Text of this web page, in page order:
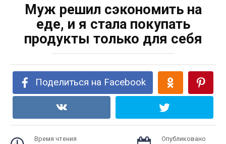
Муж решил сэкономить на
еде, и я стала покупать
продукты только для себя
Поделиться на Facebook
Время чтения Опубликовано